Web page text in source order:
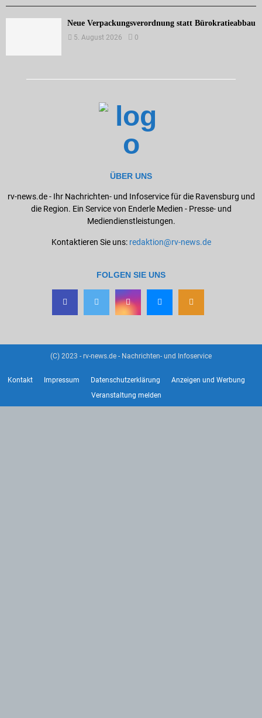
Neue Verpackungsverordnung statt Bürokratieabbau
5. August 2026 0
ÜBER UNS
rv-news.de - Ihr Nachrichten- und Infoservice für die Ravensburg und
die Region. Ein Service von Enderle Medien - Presse- und
Mediendienstleistungen.
Kontaktieren Sie uns: redaktion@rv-news.de
FOLGEN SIE UNS
(C) 2023 - rv-news.de - Nachrichten- und Infoservice
Kontakt Impressum Datenschutzerklärung
Anzeigen und Werbung
Veranstaltung melden